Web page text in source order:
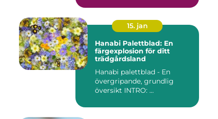
15. jan
Hanabi Palettblad: En
färgexplosion för ditt
trädgårdsland
Hanabi palettblad - En
övergripande, grundlig
översikt INTRO: ...